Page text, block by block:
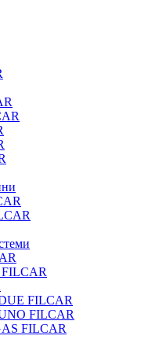
FILCAR
FILCAR
FILCAR